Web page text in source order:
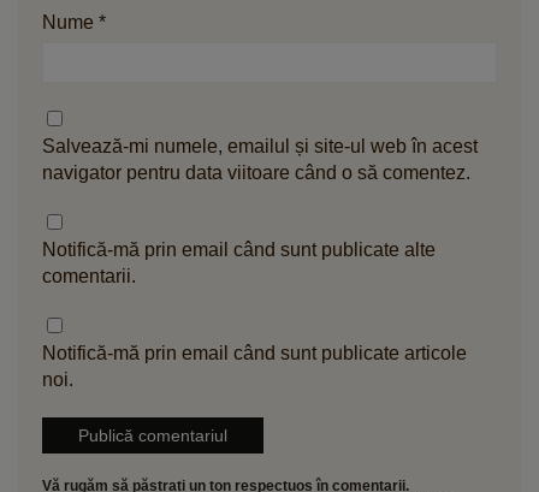
Nume *
Salvează-mi numele, emailul și site-ul web în acest
navigator pentru data viitoare când o să comentez.
Notifică-mă prin email când sunt publicate alte
comentarii.
Notifică-mă prin email când sunt publicate articole
noi.
Vă rugăm să păstrați un ton respectuos în comentarii.